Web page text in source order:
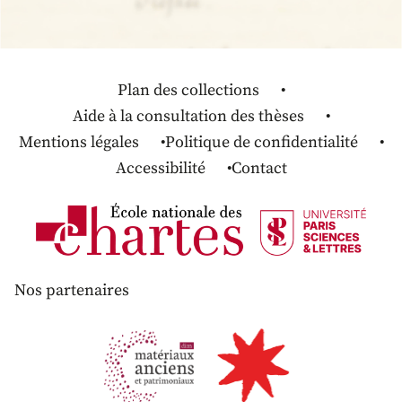
Plan des collections
Aide à la consultation des thèses
Mentions légales
Politique de confidentialité
Accessibilité
Contact
Nos partenaires